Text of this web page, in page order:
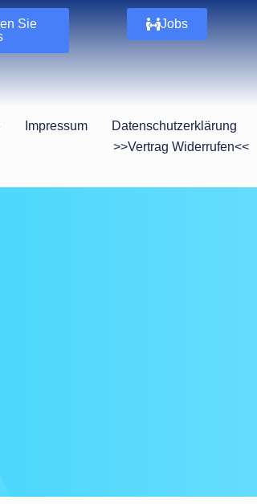
Sie
Jobs
Impressum
Datenschutzerklärung
>>Vertrag Widerrufen<<